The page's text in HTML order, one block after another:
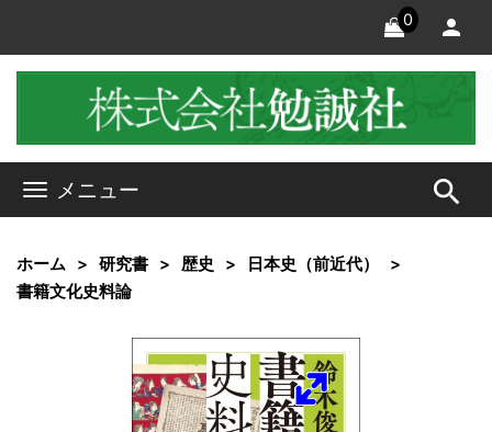
0
メニュー search
ホーム 研究書 歴史
日本史（前近代）
書籍文化史料論